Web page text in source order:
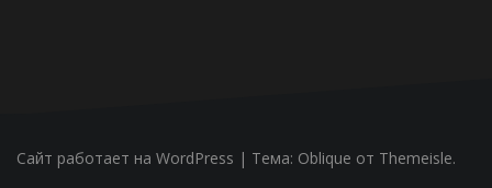
Сайт работает на WordPress | Тема: Oblique от Themeisle.